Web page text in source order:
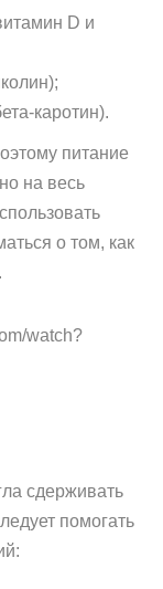
D и
каротин).
питание
на весь
о том, как
watch?
сдерживать
помогать